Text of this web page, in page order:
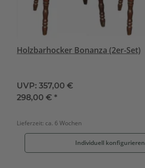
Holzbarhocker Bonanza (2er-Set)
UVP: 357,00 €
298,00 €*
Lieferzeit: ca. 6 Wochen
Individuell konfigurieren